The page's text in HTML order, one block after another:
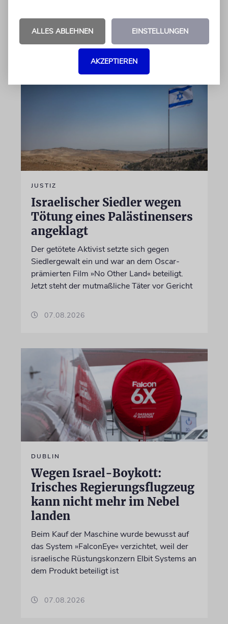
von Felix Schotland
07.08.2026
JUSTIZ
Israelischer Siedler wegen
Tötung eines Palästinensers
angeklagt
Der getötete Aktivist setzte sich gegen
Siedlergewalt ein und war an dem Oscar-
prämierten Film »No Other Land« beteiligt.
Jetzt steht der mutmaßliche Täter vor Gericht
07.08.2026
DUBLIN
Wegen Israel-Boykott:
Irisches Regierungsflugzeug
kann nicht mehr im Nebel
landen
Beim Kauf der Maschine wurde bewusst auf
das System »FalconEye« verzichtet, weil der
israelische Rüstungskonzern Elbit Systems an
dem Produkt beteiligt ist
07.08.2026
ALLES ABLEHNEN EINSTELLUNGEN
AKZEPTIEREN